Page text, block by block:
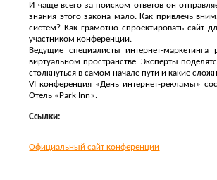
И чаще всего за поиском ответов он
знания этого закона мало. Как привлечь
систем? Как грамотно спроектировать сайт
участником конференции.
Ведущие специалисты интернет-
виртуальном пространстве. Эксперты
столкнуться в самом начале пути и какие
VI конференция «День интернет-рекламы»
Отель «Park Inn».
Ссылки:
Официальный сайт конференции